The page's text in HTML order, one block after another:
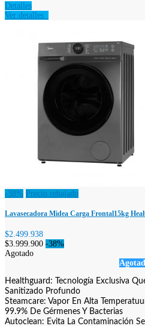
Detalles
Ver detalles
-38% Precio rebajado
Lavasecadora Midea Carga Frontal15kg
$2.499.938
$3.999.900 -38%
Agotado
Healthguard: Tecnología Exclusiva
Sanitizado Profundo
Steamcare: Vapor En Alta
99.9% De Gérmenes Y Bacterias
Autoclean: Evita La Contaminación